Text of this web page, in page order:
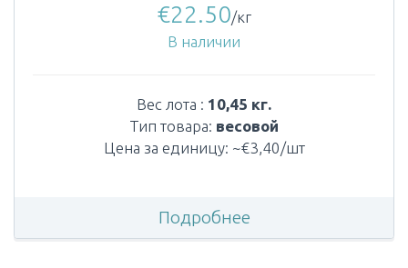
€22.50/кг
В наличии
Вес лота : 10,45 кг.
Тип товара: весовой
Цена за единицу: ~€3,40/шт
Подробнее